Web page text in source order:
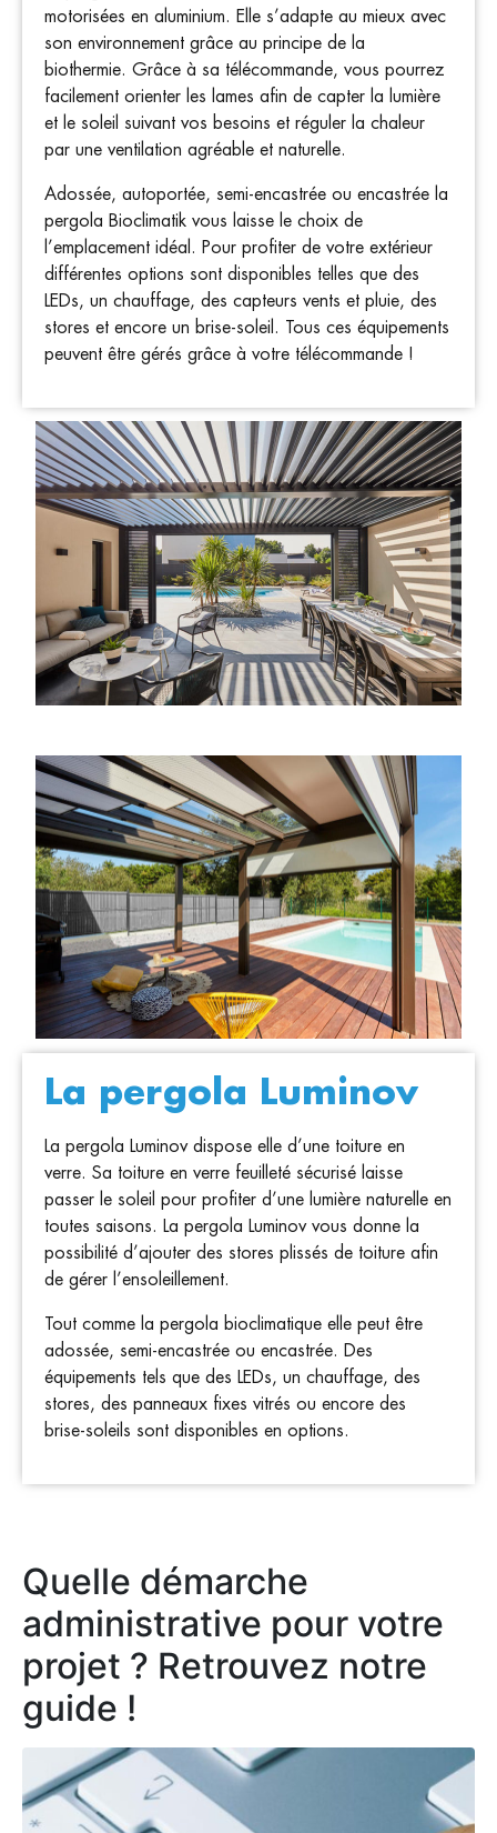
motorisées en aluminium. Elle s’adapte au mieux avec
son environnement grâce au principe de la
biothermie. Grâce à sa télécommande, vous pourrez
facilement orienter les lames afin de capter la lumière
et le soleil suivant vos besoins et réguler la chaleur
par une ventilation agréable et naturelle.
Adossée, autoportée, semi-encastrée ou encastrée la
pergola Bioclimatik vous laisse le choix de
l’emplacement idéal. Pour profiter de votre extérieur
différentes options sont disponibles telles que des
LEDs, un chauffage, des capteurs vents et pluie, des
stores et encore un brise-soleil. Tous ces équipements
peuvent être gérés grâce à votre télécommande !
La pergola Luminov
La pergola Luminov dispose elle d’une toiture en
verre. Sa toiture en verre feuilleté sécurisé laisse
passer le soleil pour profiter d’une lumière naturelle en
toutes saisons. La pergola Luminov vous donne la
possibilité d’ajouter des stores plissés de toiture afin
de gérer l’ensoleillement.
Tout comme la pergola bioclimatique elle peut être
adossée, semi-encastrée ou encastrée. Des
équipements tels que des LEDs, un chauffage, des
stores, des panneaux fixes vitrés ou encore des
brise-soleils sont disponibles en options.
Quelle démarche
administrative pour votre
projet ? Retrouvez notre
guide !